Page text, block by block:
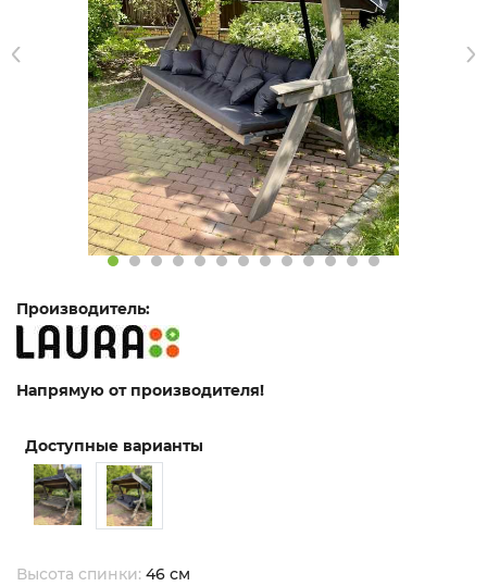
Производитель:
Напрямую от производителя!
Доступные варианты
Высота спинки: 46 см